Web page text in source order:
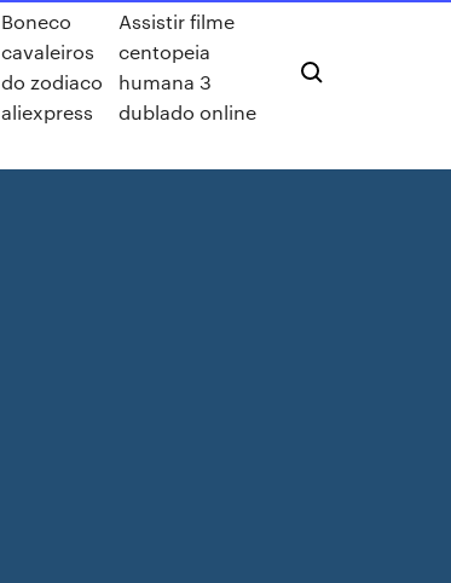
Boneco
cavaleiros
do zodiaco
aliexpress
Assistir filme
centopeia
humana 3
dublado online